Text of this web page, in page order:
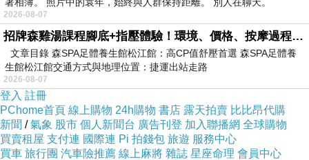
趁轉機空檔用skype聯絡在台灣的小妹妹，還跟朋友聊上幾句，讚嘆一
下香港機場wifi的強大
飛機上睡覺真的很難睡，尤其在狹小的經濟艙，跟練功夫差不多
這次出國，大S跟著一起去，我跟大S娘倆都是大隻女，身高腿長，坐經
濟艙饒是年輕力壯的大S也受不了
2026-08-07
招牌森雞湯課程腳底+指壓體驗！環境、價格、按摩過程全紀錄，森SPA足體養生館松江館最新價格表
文章目錄 森SPA足體養生館松江館：高CP值舒壓首選 森SPA足體養
生館松江館交通方式與地理位置：捷運出站走路
2026-08-07
登入 註冊
PChome首頁 線上購物 24h購物 書店 露天拍賣 比比昂代購
新聞 /氣象 股市 個人新聞台 廣告刊登 加入聯播網 全球購物
買賣租屋 支付連 國際連 Pi 拍錢包 旅遊 服務中心
買車 旅行團 汽車險推薦 線上麻將 雜誌 星座命理 會員中心